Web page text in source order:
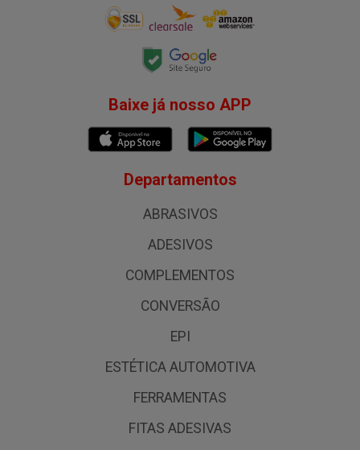
Baixe já nosso APP
Departamentos
ABRASIVOS
ADESIVOS
COMPLEMENTOS
CONVERSÃO
EPI
ESTÉTICA AUTOMOTIVA
FERRAMENTAS
FITAS ADESIVAS